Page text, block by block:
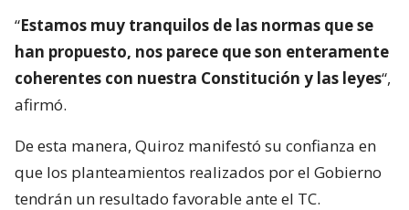
“Estamos muy tranquilos de las normas que se
han propuesto, nos parece que son enteramente
coherentes con nuestra Constitución y las leyes“,
afirmó.
De esta manera, Quiroz manifestó su confianza en
que los planteamientos realizados por el Gobierno
tendrán un resultado favorable ante el TC.